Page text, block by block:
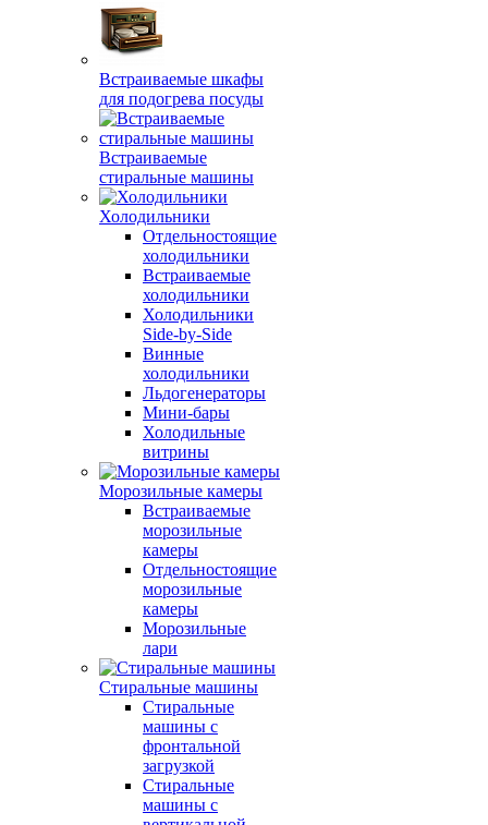
Встраиваемые шкафы
для подогрева посуды
Встраиваемые
стиральные машины
Холодильники
Отдельностоящие
холодильники
Встраиваемые
холодильники
Холодильники
Side-by-Side
Винные
холодильники
Льдогенераторы
Мини-бары
Холодильные
витрины
Морозильные камеры
Встраиваемые
морозильные
камеры
Отдельностоящие
морозильные
камеры
Морозильные
лари
Стиральные машины
Стиральные
машины с
фронтальной
загрузкой
Стиральные
машины с